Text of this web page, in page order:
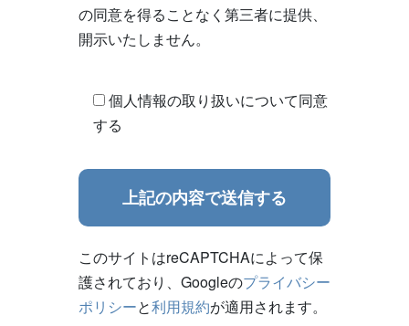
の同意を得ることなく第三者に提供、
開示いたしません。
個人情報の取り扱いについて同意
する
このサイトはreCAPTCHAによって保
護されており、Googleのプライバシー
ポリシーと利用規約が適用されます。